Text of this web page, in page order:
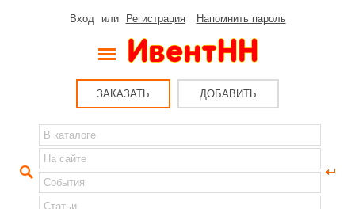
Вход или Регистрация Напомнить пароль
ЗАКАЗАТЬ ДОБАВИТЬ